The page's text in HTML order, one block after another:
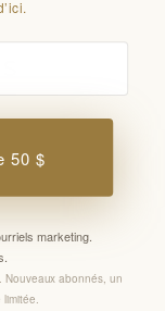
50 $
marketing.
abonnés, un